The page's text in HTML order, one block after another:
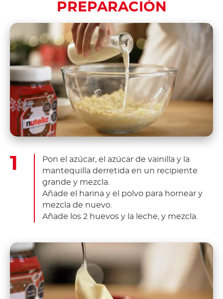
PREPARACIÓN
Pon el azúcar, el azúcar de vainilla y la
mantequilla derretida en un recipiente
grande y mezcla.
Añade el harina y el polvo para hornear y
mezcla de nuevo.
Añade los 2 huevos y la leche, y mezcla.